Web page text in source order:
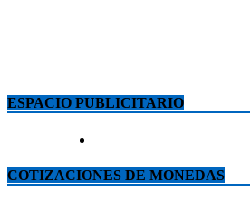
ESPACIO PUBLICITARIO
COTIZACIONES DE MONEDAS